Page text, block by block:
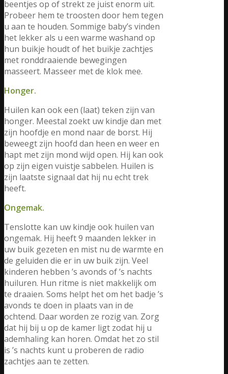
beentjes op of strekt ze juist enorm uit.
Probeer hem te troosten door hem tegen
u aan te houden. Sommige baby’s vinden
het lekker als u een warme washand op
hun buikje houdt of het buikje zachtjes
met ronddraaiende bewegingen
masseert. Masseer met de klok mee.
Honger.
Huilen kan ook een (laat) teken zijn van
honger. Meestal zoekt uw kindje dan met
zijn hoofdje en mond naar de borst. Hij
beweegt zijn hoofd dan heen en weer en
hapt met zijn mond wijd open. Hij kan ook
op zijn eigen vuistje sabbelen. Huilen is
zijn laatste signaal dat hij nu echt trek
heeft.
Ongemak.
Tenslotte kan uw kindje ook huilen van
ongemak. Hij heeft 9 maanden lekker in
uw buik gezeten en mist nu de warmte en
de geluiden die er in uw buik zijn. Veel
kinderen hebben ’s avonds of ’s nachts
huiluren. Hun ritme is niet makkelijk om
te draaien. Soms helpt het om het badje ’s
avonds te doen in plaats van in de
ochtend. Daar worden ze rozig van. Zorg
dat hij bij u op de kamer ligt zodat hij u
ademhaling kan horen. Omdat het zo stil
is ’s nachts kunt u proberen de radio
zachtjes aan te zetten.